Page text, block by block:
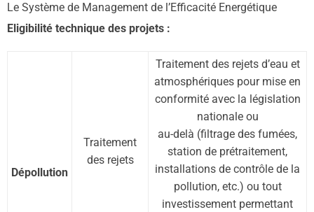
Le Système de Management de l’Efficacité Energétique
Eligibilité technique des projets :
Dépollution
Traitement
des rejets
Traitement des rejets d’eau et
atmosphériques pour mise en
conformité avec la législation
nationale ou
au-delà (filtrage des fumées,
station de prétraitement,
installations de contrôle de la
pollution, etc.) ou tout
investissement permettant